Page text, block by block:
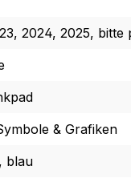
2024, 2025, bitte
& Grafiken
blau